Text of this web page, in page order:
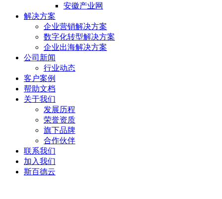
安徽产业网
解决方案
企业营销解决方案
数字化转型解决方案
企业出海解决方案
公司新闻
行业动态
客户案例
帮助文档
关于我们
发展历程
荣誉资质
旗下品牌
合作伙伴
联系我们
加入我们
斯百德云